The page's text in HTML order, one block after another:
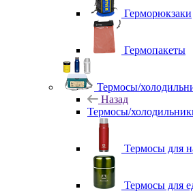
Герморюкзаки
Гермопакеты
Термосы/
Назад
Термосы/
Термосы для
Термосы для